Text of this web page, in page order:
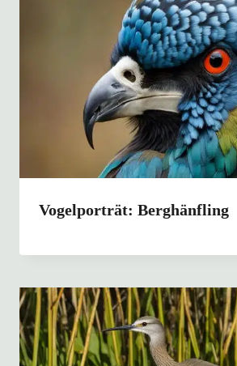
Vogelporträt: Berghänfling